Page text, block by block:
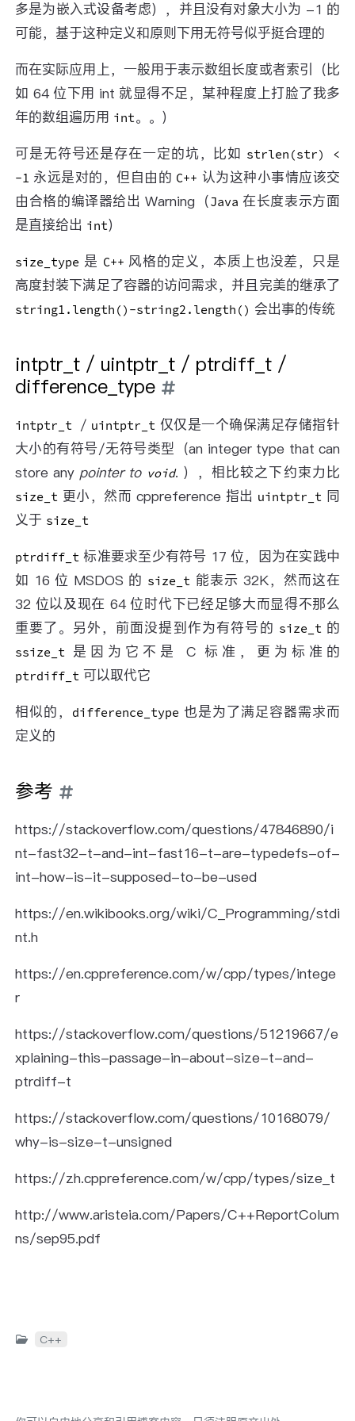
多是为嵌入式设备考虑），并且没有对象大小为 -1 的
可能，基于这种定义和原则下用无符号似乎挺合理的
而在实际应用上，一般用于表示数组长度或者索引（比
如 64 位下用 int 就显得不足，某种程度上打脸了我多
年的数组遍历用 int。。）
可是无符号还是存在一定的坑，比如 strlen(str) <
-1 永远是对的，但自由的 C++ 认为这种小事情应该交
由合格的编译器给出 Warning（ Java 在长度表示方面
是直接给出 int）
size_type 是 C++ 风格的定义，本质上也没差，只是
高度封装下满足了容器的访问需求，并且完美的继承了
string1.length()-string2.length() 会出事的传统
intptr_t / uintptr_t / ptrdiff_t /
difference_type
intptr_t / uintptr_t 仅仅是一个确保满足存储指针
大小的有符号/无符号类型（an integer type that can
store any pointer to void. ），相比较之下约束力比
size_t 更小，然而 cppreference 指出 uintptr_t 同
义于 size_t
ptrdiff_t 标准要求至少有符号 17 位，因为在实践中
如 16 位 MSDOS 的 size_t 能表示 32K，然而这在
32 位以及现在 64 位时代下已经足够大而显得不那么
重要了。另外，前面没提到作为有符号的 size_t的
ssize_t 是因为它不是 C 标准，更为标准的
ptrdiff_t 可以取代它
相似的， difference_type 也是为了满足容器需求而
定义的
参考
https://stackoverflow.com/questions/47846890/i
nt-fast32-t-and-int-fast16-t-are-typedefs-of-
int-how-is-it-supposed-to-be-used
https://en.wikibooks.org/wiki/C_Programming/stdi
nt.h
https://en.cppreference.com/w/cpp/types/intege
r
https://stackoverflow.com/questions/51219667/e
xplaining-this-passage-in-about-size-t-and-
ptrdiff-t
https://stackoverflow.com/questions/10168079/
why-is-size-t-unsigned
https://zh.cppreference.com/w/cpp/types/size_t
http://www.aristeia.com/Papers/C++ReportColum
ns/sep95.pdf
C++